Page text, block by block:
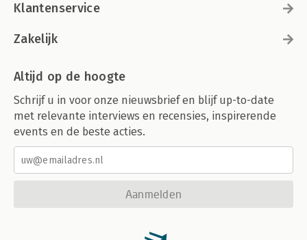
Klantenservice
Zakelijk
Altijd op de hoogte
Schrijf u in voor onze nieuwsbrief en blijf up-to-date
met relevante interviews en recensies, inspirerende
events en de beste acties.
Aanmelden